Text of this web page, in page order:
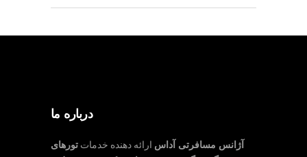
درباره ما
آژانس مسافرتی آداس ارائه دهنده خدماتتورهای